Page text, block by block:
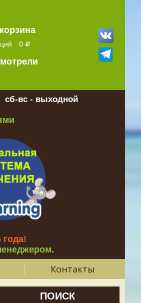
0
вс - выходной
!
Контакты
ПОИСК